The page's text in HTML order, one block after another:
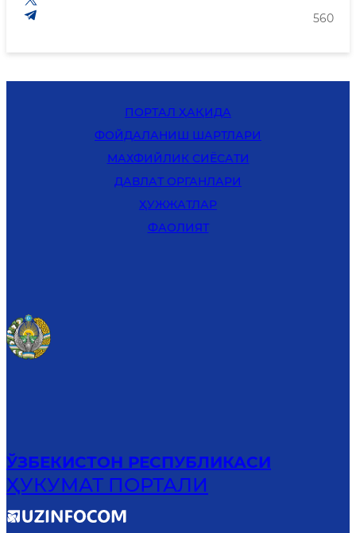
560
ПОРТАЛ ҲАҚИДА
ФОЙДАЛАНИШ ШАРТЛАРИ
MАХФИЙЛИК СИЁСАТИ
ДАВЛАТ ОРГАНЛАРИ
ҲУЖЖАТЛАР
ФАОЛИЯТ
ЎЗБЕКИСТОН РЕСПУБЛИКАСИ
ҲУКУМАТ ПОРТАЛИ